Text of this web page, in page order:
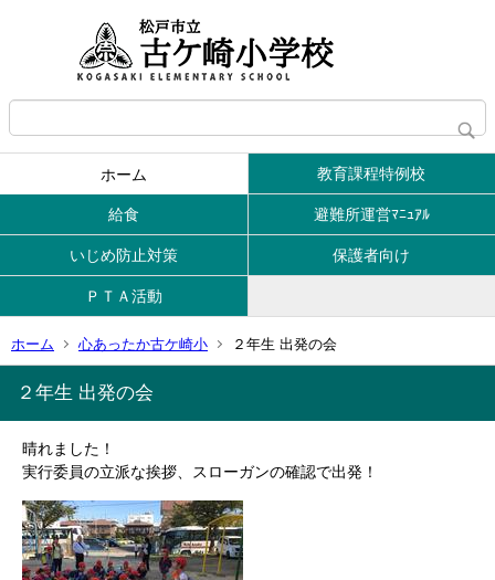
ホーム 教育課程特例校
給食 避難所運営ﾏﾆｭｱﾙ
いじめ防止対策 保護者向け
ＰＴＡ活動
ホーム 心あったか古ケ崎小 ２年生 出発の会
２年生 出発の会
晴れました！
実行委員の立派な挨拶、スローガンの確認で出発！